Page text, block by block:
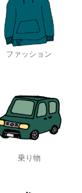
ファッション
乗り物